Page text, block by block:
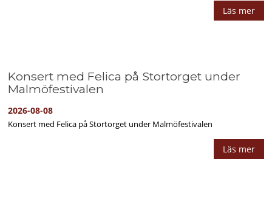
Läs mer
Konsert med Felica på Stortorget under
Malmöfestivalen
2026-08-08
Konsert med Felica på Stortorget under Malmöfestivalen
Läs mer